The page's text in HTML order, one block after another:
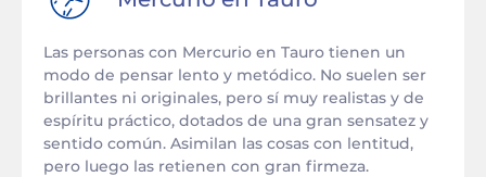
Las personas con Mercurio en Tauro tienen un
modo de pensar lento y metódico. No suelen ser
brillantes ni originales, pero sí muy realistas y de
espíritu práctico, dotados de una gran sensatez y
sentido común. Asimilan las cosas con lentitud,
pero luego las retienen con gran firmeza.